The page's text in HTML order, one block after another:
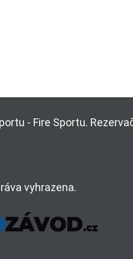
- Fire Sportu.
vyhrazena.